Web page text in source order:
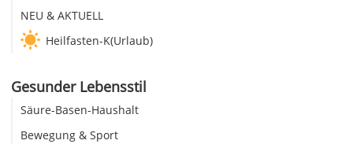
NEU & AKTUELL
Heilfasten-K(Urlaub)
Gesunder Lebensstil
Säure-Basen-Haushalt
Bewegung & Sport